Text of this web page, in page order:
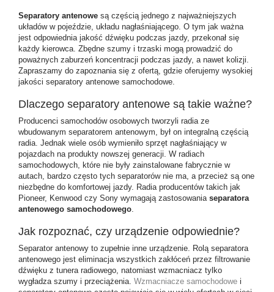
Separatory antenowe są częścią jednego z najważniejszych
układów w pojeździe, układu nagłaśniającego. O tym jak ważna
jest odpowiednia jakość dźwięku podczas jazdy, przekonał się
każdy kierowca. Zbędne szumy i trzaski mogą prowadzić do
poważnych zaburzeń koncentracji podczas jazdy, a nawet kolizji.
Zapraszamy do zapoznania się z ofertą, gdzie oferujemy wysokiej
jakości separatory antenowe samochodowe.
Dlaczego separatory antenowe są takie ważne?
Producenci samochodów osobowych tworzyli radia ze
wbudowanym separatorem antenowym, był on integralną częścią
radia. Jednak wiele osób wymieniło sprzęt nagłaśniający w
pojazdach na produkty nowszej generacji. W radiach
samochodowych, które nie były zainstalowane fabrycznie w
autach, bardzo często tych separatorów nie ma, a przecież są one
niezbędne do komfortowej jazdy. Radia producentów takich jak
Pioneer, Kenwood czy Sony wymagają zastosowania separatora
antenowego samochodowego.
Jak rozpoznać, czy urządzenie odpowiednie?
Separator antenowy to zupełnie inne urządzenie. Rolą separatora
antenowego jest eliminacja wszystkich zakłóceń przez filtrowanie
dźwięku z tunera radiowego, natomiast wzmacniacz tylko
wygładza szumy i przeciążenia. Wzmacniacze samochodowe i